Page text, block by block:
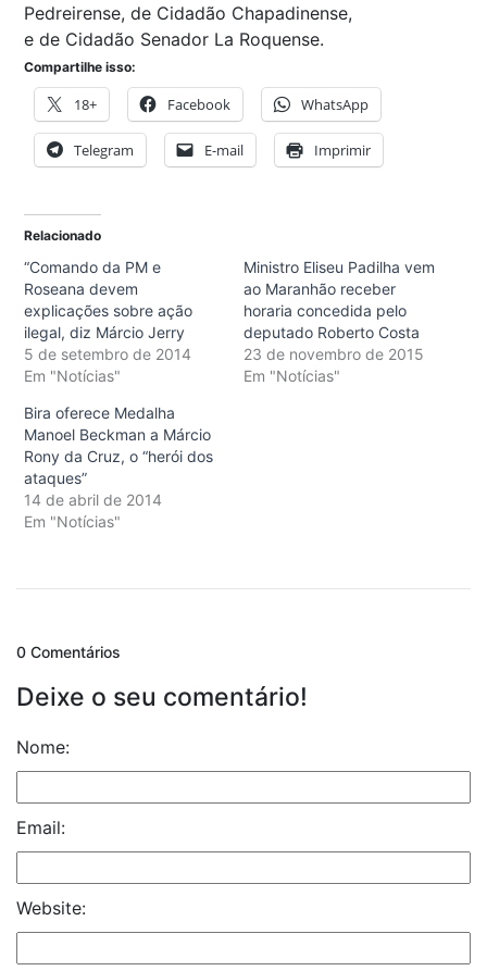
Pedreirense, de Cidadão Chapadinense,
e de Cidadão Senador La Roquense.
Compartilhe isso:
18+ Facebook WhatsApp
Telegram E-mail Imprimir
Relacionado
“Comando da PM e
Roseana devem
explicações sobre ação
ilegal, diz Márcio Jerry
5 de setembro de 2014
Em "Notícias"
Ministro Eliseu Padilha vem
ao Maranhão receber
horaria concedida pelo
deputado Roberto Costa
23 de novembro de 2015
Em "Notícias"
Bira oferece Medalha
Manoel Beckman a Márcio
Rony da Cruz, o “herói dos
ataques”
14 de abril de 2014
Em "Notícias"
0 Comentários
Deixe o seu comentário!
Nome:
Email:
Website: